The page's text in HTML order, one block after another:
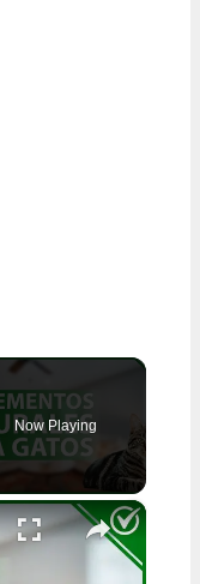
Now Playing
×